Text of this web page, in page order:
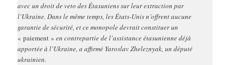
avec un droit de veto des Étasuniens sur leur extraction par
l’Ukraine. Dans le même temps, les États-Unis n’offrent aucune
garantie de sécurité, et ce monopole devrait constituer un
« paiement » en contrepartie de l’assistance étasunienne déjà
apportée à l’Ukraine, a affirmé Yaroslav Zheleznyak, un député
ukrainien.